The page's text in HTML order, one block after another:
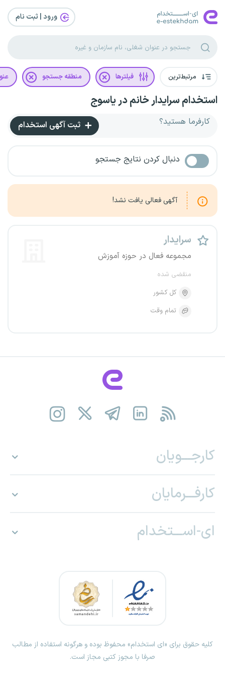
ورود | ثبت‌ نام
مرتبط‌ترین فیلترها منطقه جستجو
استخدام سرایدار خانم در یاسوج
کارفرما هستید؟ ثبت آگهی استخدام
دنبال کردن نتایج جستجو
آگهی فعالی یافت نشد!
سرایدار
مجموعه فعال در حوزه آموزش
منقضی شده
کل کشور
تمام وقت
کارجـــویان
کارفـــرمایان
ای-اســـتخدام
کلیه حقوق برای «ای استخدام» محفوظ بوده و هرگونه استفاده از مطالب
صرفا با مجوز کتبی مجاز است.